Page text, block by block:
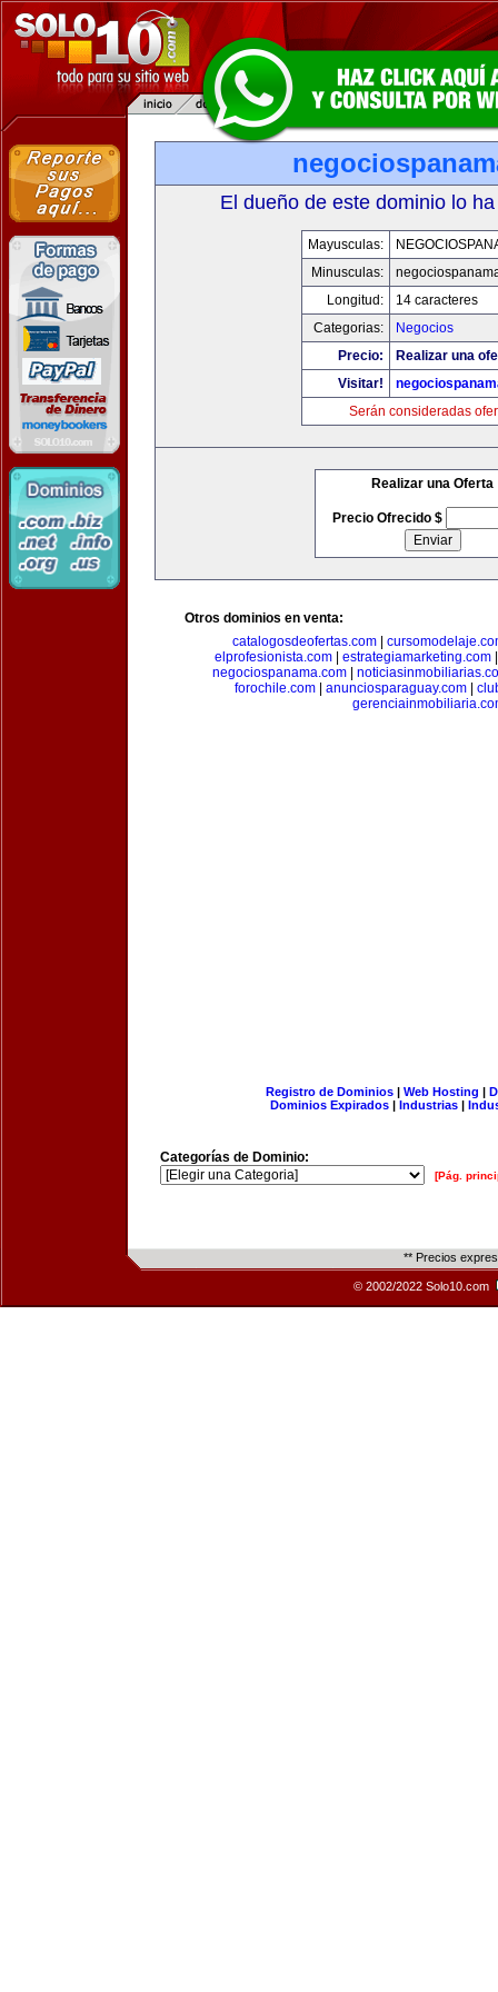
El dueño de este dominio lo
Mayusculas:
Minusculas:
Longitud:
14 caracteres
Categorias:
Negocios
Precio:
Realizar una
Visitar!
Serán consideradas
Realizar una Oferta
Precio Ofrecido $
Otros dominios en venta:
catalogosdeofertas.com|
elprofesionista.com
estrategiamarketing.com
negociospanama.com
forochile.com| anunciosparaguay.com|
Registro de Dominios| Web Hosting |
Dominios Expirados | Industrias |
Categorías de Dominio:
[Pág.
** Precios
© 2002/2022 Solo10.com